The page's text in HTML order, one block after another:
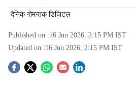
दैनिक गोमन्तक डिजिटल
Published on :16 Jun 2026, 2:15 PM IST
Updated on :16 Jun 2026, 2:15 PM IST
S